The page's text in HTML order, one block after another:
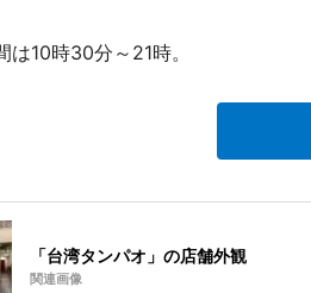
10時30分～21時。
「台湾タンパオ」の店舗外観
関連画像